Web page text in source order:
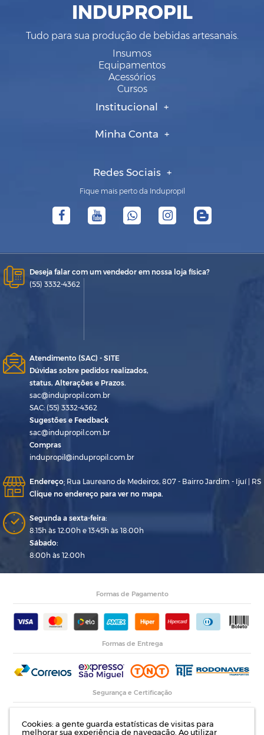
Cookies: a gente guarda estatísticas de visitas para
melhorar sua experiência de navegação. Ao utilizar
INDUPROPIL
Tudo para sua produção de bebidas artesanais.
Insumos
Equipamentos
Acessórios
Cursos
Institucional
Minha Conta
Redes Sociais
Fique mais perto da Indupropil
Deseja falar com um vendedor em nossa loja física?
(55) 3332-4362
Atendimento (SAC) - SITE
Dúvidas sobre pedidos realizados,
status, Alterações e Prazos.
sac@indupropil.com.br
SAC: (55) 3332-4362
Sugestões e Feedback
sac@indupropil.com.br
Compras
indupropil@indupropil.com.br
Endereço: Rua Laureano de Medeiros, 807 - Bairro Jardim - Ijuí | RS
Clique no endereço para ver no mapa.
Segunda a sexta-feira:
8:15h às 12:00h e 13:45h às 18:00h
Sábado:
8:00h às 12:00h
Formas de Pagamento
Formas de Entrega
Segurança e Certificação